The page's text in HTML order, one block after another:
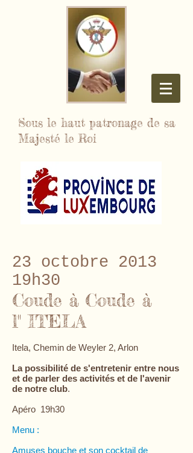
Sous le haut patronage de sa
Majesté le Roi
23 octobre 2013
19h30
Coude à Coude à
l'' ITELA
Itela, Chemin de Weyler 2, Arlon
La possibilité de s'entretenir entre nous
et de parler des activités et de l'avenir
de notre club.
Apéro 19h30
Menu :
Amuses bouche et son cocktail de